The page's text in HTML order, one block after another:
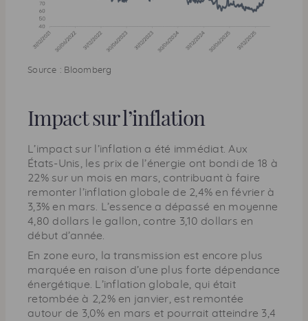
Source : Bloomberg
Impact sur l’inflation
L’impact sur l’inflation a été immédiat. Aux
États-Unis, les prix de l’énergie ont bondi de 18 à
22% sur un mois en mars, contribuant à faire
remonter l’inflation globale de 2,4% en février à
3,3% en mars. L’essence a dépassé en moyenne
4,80 dollars le gallon, contre 3,10 dollars en
début d’année.
En zone euro, la transmission est encore plus
marquée en raison d’une plus forte dépendance
énergétique. L’inflation globale, qui était
retombée à 2,2% en janvier, est remontée
autour de 3,0% en mars et pourrait atteindre 3,4